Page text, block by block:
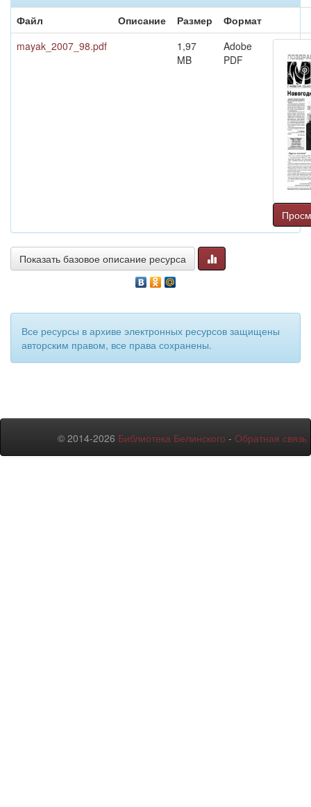
Файл
Описание Размер
Формат
mayak_2007_98.pdf
1,97
MB
Adobe
PDF
Показать базовое описание ресурса
Все ресурсы в архиве электронных ресурсов защищены
авторским правом, все права сохранены.
© 2014-2026 Библиотека Белинского - Обратная связь